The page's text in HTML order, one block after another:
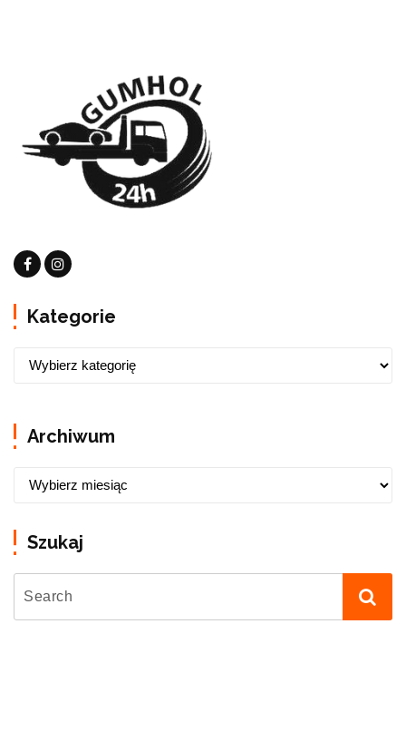
Kategorie
Archiwum
Szukaj